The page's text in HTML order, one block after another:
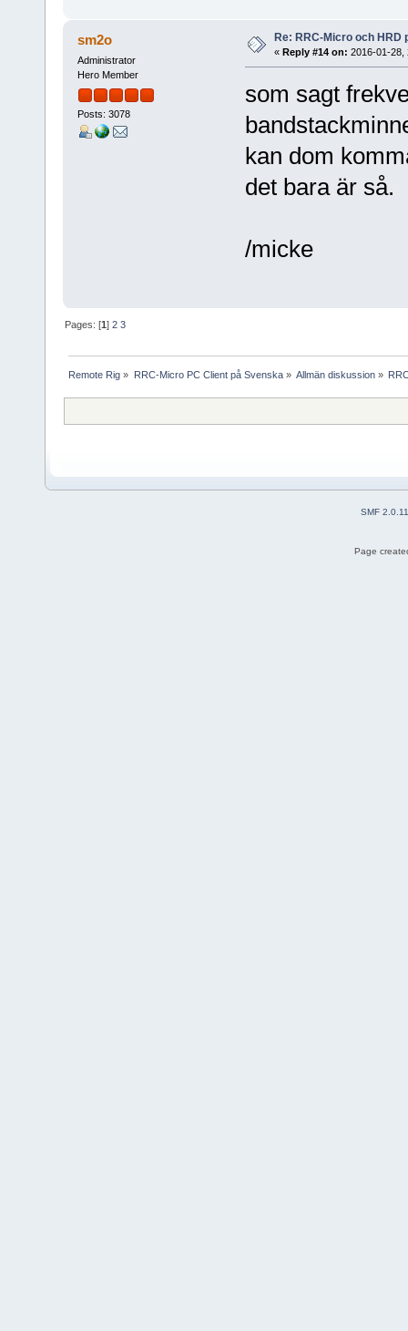
sm2o
Administrator
Hero Member
Posts: 3078
Re: RRC-Micro och HRD
« Reply #14 on: 2016-01-28,
som sagt
kan dom
det bara är så.
/micke
Pages: [1]2 3
Remote Rig » RRC-Micro PC Client på Svenska» Allmän diskussion»
SMF 2.0.11
Page